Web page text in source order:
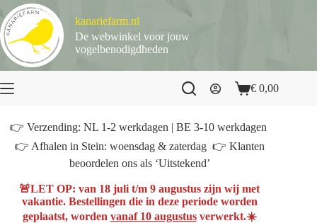
naar
de
inhoud
kanariefarm.nl
De webwinkel voor jouw
vogelbenodigdheden
Winkelwagen
€ 0,00
👉 Verzending: NL 1-2 werkdagen | BE 3-10 werkdagen
👉 Afhalen in Stein: woensdag & zaterdag 👉 Klanten
beoordelen ons als ‘Uitstekend’
🚨LET OP: van 18 juli t/m 9 augustus zijn wij met
vakantie. Bestellingen die in deze periode worden
geplaatst, worden vanaf 10 augustusverwerkt.☀️